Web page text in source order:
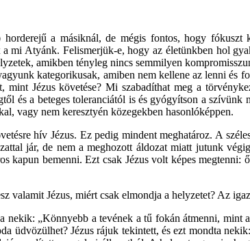
a másiknál, de mégis fontos, hogy
mi Atyánk. Felismerjük-e, hogy az életünkben hol
amikben tényleg nincs semmilyen
kategorikusak, amiben nem kellene az lenni
Jézus követése? Mi szabadíthat meg a
és a beteges toleranciától is és gyógyítson a
vagy nem keresztyén közegekben hasonlóképpen.
hív Jézus. Ez pedig mindent meghatároz. A
jár, de nem a meghozott áldozat miatt jutunk
kapun bemenni. Ezt csak Jézus volt képes
Jézus, miért csak elmondja a helyzetet? Az
„Könnyebb a tevének a tű fokán átmenni,
Jézus rájuk tekintett, és ezt mondta